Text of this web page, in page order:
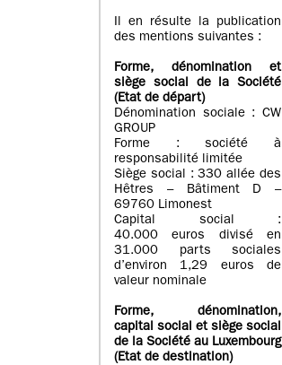
Il en résulte la publication
des mentions suivantes :
Forme, dénomination et
siège social de la Société
(Etatde départ)
Dénomination sociale : CW
GROUP
Forme : société à
responsabilité limitée
Siège social : 330 allée des
Hêtres – Bâtiment D –
69760 Limonest
Capital social :
40.000 euros divisé en
31.000 parts sociales
d’environ 1,29 euros de
valeur nominale
Forme, dénomination,
capital social et siège social
de la Société au Luxembourg
(Etat de destination)